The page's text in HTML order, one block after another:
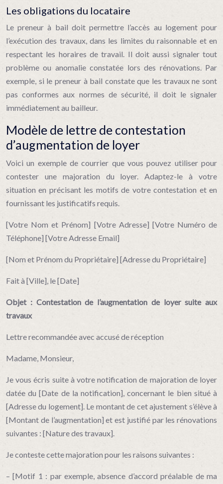
Les obligations du locataire
Le preneur à bail doit permettre l’accès au logement pour
l’exécution des travaux, dans les limites du raisonnable et en
respectant les horaires de travail. Il doit aussi signaler tout
problème ou anomalie constatée lors des rénovations. Par
exemple, si le preneur à bail constate que les travaux ne sont
pas conformes aux normes de sécurité, il doit le signaler
immédiatement au bailleur.
Modèle de lettre de contestation
d’augmentation de loyer
Voici un exemple de courrier que vous pouvez utiliser pour
contester une majoration du loyer. Adaptez-le à votre
situation en précisant les motifs de votre contestation et en
fournissant les justificatifs requis.
[Votre Nom et Prénom] [Votre Adresse] [Votre Numéro de
Téléphone] [Votre Adresse Email]
[Nom et Prénom du Propriétaire] [Adresse du Propriétaire]
Fait à [Ville], le [Date]
Objet : Contestation de l’augmentation de loyer suite aux
travaux
Lettre recommandée avec accusé de réception
Madame, Monsieur,
Je vous écris suite à votre notification de majoration de loyer
datée du [Date de la notification], concernant le bien situé à
[Adresse du logement]. Le montant de cet ajustement s’élève à
[Montant de l’augmentation] et est justifié par les rénovations
suivantes : [Nature des travaux].
Je conteste cette majoration pour les raisons suivantes :
– [Motif 1 : par exemple, absence d’accord préalable de ma